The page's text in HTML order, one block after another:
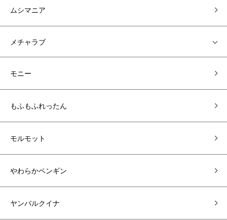
ムシマニア
メチャラブ
モニー
もふもふれったん
モルモット
やわらかペンギン
ヤンバルクイナ